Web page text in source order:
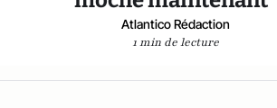
Atlantico Rédaction
1 min de lecture